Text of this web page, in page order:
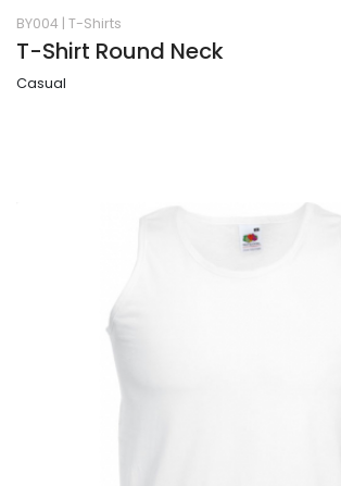
BY004 | T-Shirts
T-Shirt Round Neck
Casual